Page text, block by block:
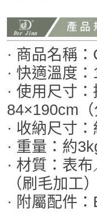
· 商品名稱
· 快適溫度
· 使用尺寸
84×190cm
· 收納尺寸
· 重量：約
· 材質：表
（刷毛加工
· 附屬配件